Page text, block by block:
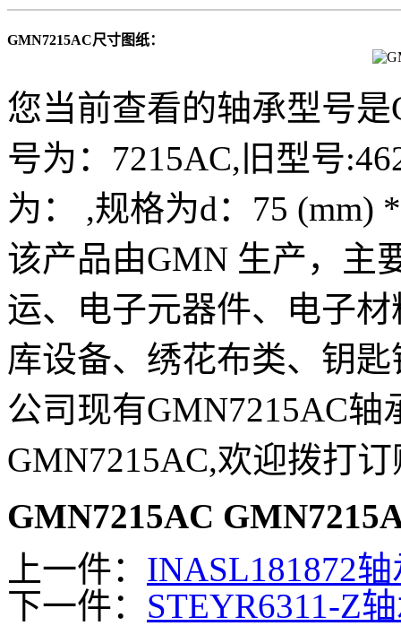
GMN7215AC尺寸图纸：
您当前查看的轴承型号
号为：7215AC,旧型号
为： ,规格为d：75 (mm)
该产品由GMN 生产，主
运、电子元器件、电子
库设备、绣花布类、钥
公司现有GMN7215AC
GMN7215AC,欢迎拨打
GMN7215AC
上一件： INASL181872轴
下一件： STEYR6311-Z